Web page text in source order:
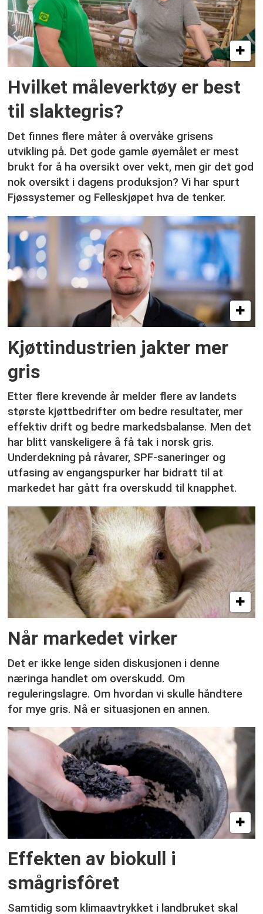
Hvilket måleverktøy er best
til slaktegris?
Det finnes flere måter å overvåke grisens
utvikling på. Det gode gamle øyemålet er mest
brukt for å ha oversikt over vekt, men gir det god
nok oversikt i dagens produksjon? Vi har spurt
Fjøssystemer og Felleskjøpet hva de tenker.
Kjøttindustrien jakter mer
gris
Etter flere krevende år melder flere av landets
største kjøttbedrifter om bedre resultater, mer
effektiv drift og bedre markedsbalanse. Men det
har blitt vanskeligere å få tak i norsk gris.
Underdekning på råvarer, SPF-saneringer og
utfasing av engangspurker har bidratt til at
markedet har gått fra overskudd til knapphet.
Når markedet virker
Det er ikke lenge siden diskusjonen i denne
næringa handlet om overskudd. Om
reguleringslagre. Om hvordan vi skulle håndtere
for mye gris. Nå er situasjonen en annen.
Effekten av biokull i
smågrisfôret
Samtidig som klimaavtrykket i landbruket skal